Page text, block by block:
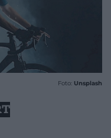
Foto: Unsplash